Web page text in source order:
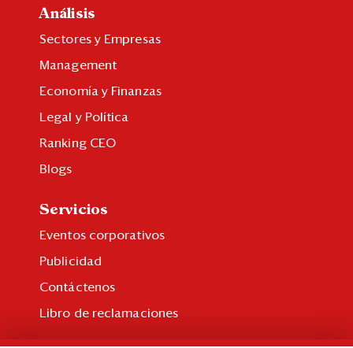
Análisis
Sectores y Empresas
Management
Economía y Finanzas
Legal y Política
Ranking CEO
Blogs
Servicios
Eventos corporativos
Publicidad
Contáctenos
Libro de reclamaciones